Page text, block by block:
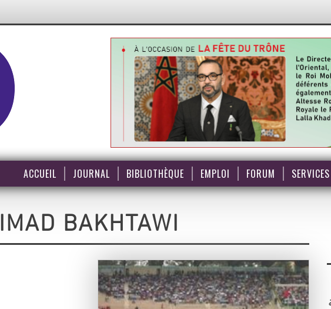
ACCUEIL JOURNAL BIBLIOTHÈQUE EMPLOI FORUM SERVICES
IMAD BAKHTAWI